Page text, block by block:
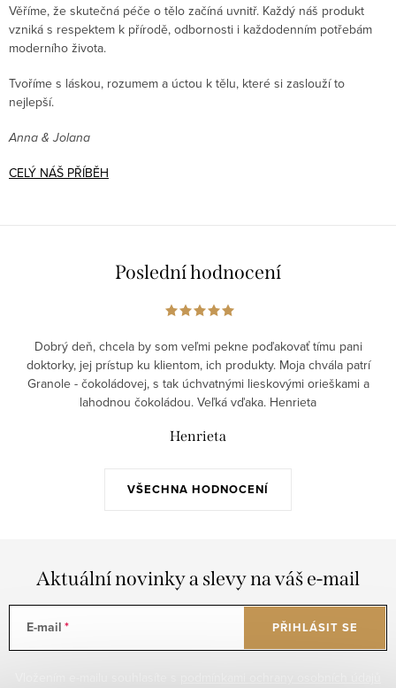
Věříme, že skutečná péče o tělo začíná uvnitř. Každý náš produkt
vzniká s respektem k přírodě, odbornosti i každodenním potřebám
moderního života.
Tvoříme s láskou, rozumem a úctou k tělu, které si zaslouží to
nejlepší.
Anna & Jolana
CELÝ NÁŠ PŘÍBĚH
Poslední hodnocení
VŠECHNA HODNOCENÍ
Dobrý deň, chcela by som veľmi pekne poďakovať tímu pani
doktorky, jej prístup ku klientom, ich produkty. Moja chvála patrí
Granole - čokoládovej, s tak úchvatnými lieskovými orieškami a
lahodnou čokoládou. Veľká vďaka. Henrieta
Henrieta
Aktuální novinky a slevy na váš e-mail
E-mail PŘIHLÁSIT SE